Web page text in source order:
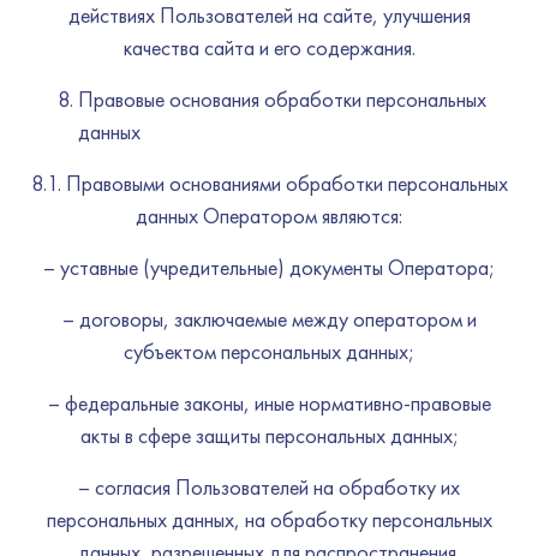
действиях Пользователей на сайте, улучшения
качества сайта и его содержания.
Правовые основания обработки персональных
данных
8.1. Правовыми основаниями обработки персональных
данных Оператором являются:
– уставные (учредительные) документы Оператора;
– договоры, заключаемые между оператором и
субъектом персональных данных;
– федеральные законы, иные нормативно-правовые
акты в сфере защиты персональных данных;
– согласия Пользователей на обработку их
персональных данных, на обработку персональных